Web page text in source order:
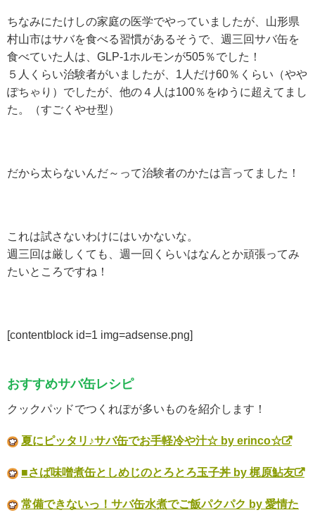
ちなみにたけしの家庭の医学でやっていましたが、山形県
村山市はサバを食べる習慣があるそうで、週三回サバ缶を
食べていた人は、GLP-1ホルモンが505％でした！
５人くらい治験者がいましたが、1人だけ60％くらい（やや
ぽちゃり）でしたが、他の４人は100％をゆうに超えてまし
た。（すごくやせ型）
だから太らないんだ～って治験者のかたは言ってました！
これは試さないわけにはいかないな。
週三回は厳しくても、週一回くらいはなんとか頑張ってみ
たいところですね！
[contentblock id=1 img=adsense.png]
おすすめサバ缶レシピ
クックパッドでつくれぽが多いものを紹介します！
夏にピッタリ♪サバ缶でお手軽冷や汁☆ by erinco☆
■さば味噌煮缶としめじのとろとろ玉子丼 by 梶原鮎友
常備できないっ！サバ缶水煮でご飯パクパク by 愛情た